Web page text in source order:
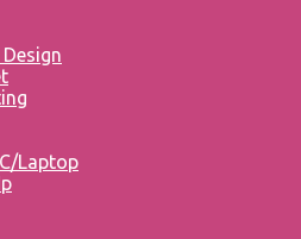
Laptop